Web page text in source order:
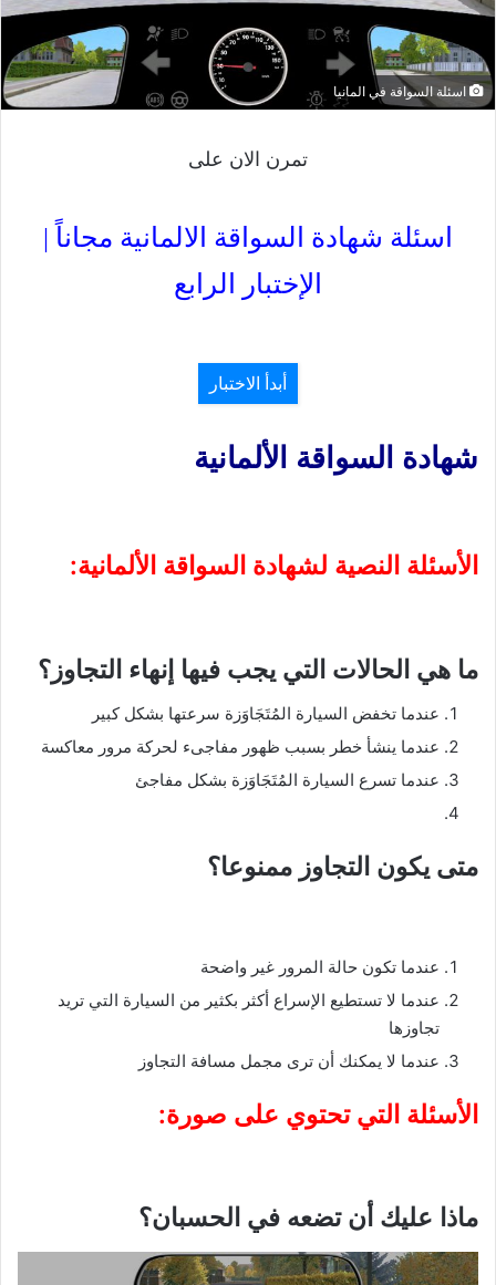
اسئلة السواقة في المانيا
تمرن الان على
اسئلة شهادة السواقة الالمانية مجاناً |
الإختبار الرابع
أبدأ الاختبار
شهادة السواقة الألمانية
الأسئلة النصية لشهادة السواقة الألمانية:
ما هي الحالات التي يجب فيها إنهاء التجاوز؟
عندما تخفض السيارة المُتَجَاوَزة سرعتها بشكل كبير
عندما ينشأ خطر بسبب ظهور مفاجىء لحركة مرور معاكسة
عندما تسرع السيارة المُتَجَاوَزة بشكل مفاجئ
متى يكون التجاوز ممنوعا؟
عندما تكون حالة المرور غير واضحة
عندما لا تستطيع الإسراع أكثر بكثير من السيارة التي تريد
تجاوزها
عندما لا يمكنك أن ترى مجمل مسافة التجاوز
الأسئلة التي تحتوي على صورة:
ماذا عليك أن تضعه في الحسبان؟